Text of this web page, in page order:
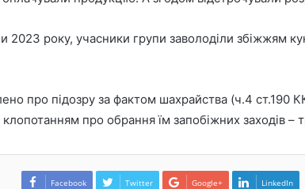
2023 року, учасники групи заволоділи збіжжям
про підозру за фактом шахрайства (ч.4 ст.190
про обрання їм запобіжних заходів –
Facebook Twitter Google+ LinkedIn